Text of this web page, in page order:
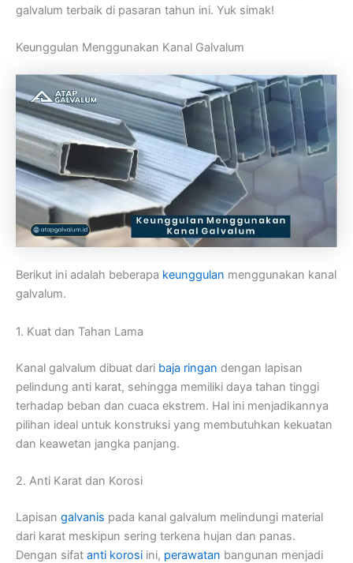
galvalum terbaik di pasaran tahun ini. Yuk simak!
Keunggulan Menggunakan Kanal Galvalum
Berikut ini adalah beberapa keunggulan menggunakan kanal
galvalum.
1. Kuat dan Tahan Lama
Kanal galvalum dibuat dari baja ringan dengan lapisan
pelindung anti karat, sehingga memiliki daya tahan tinggi
terhadap beban dan cuaca ekstrem. Hal ini menjadikannya
pilihan ideal untuk konstruksi yang membutuhkan kekuatan
dan keawetan jangka panjang.
2. Anti Karat dan Korosi
Lapisan galvanis pada kanal galvalum melindungi material
dari karat meskipun sering terkena hujan dan panas.
Dengan sifat anti korosi ini, perawatan bangunan menjadi